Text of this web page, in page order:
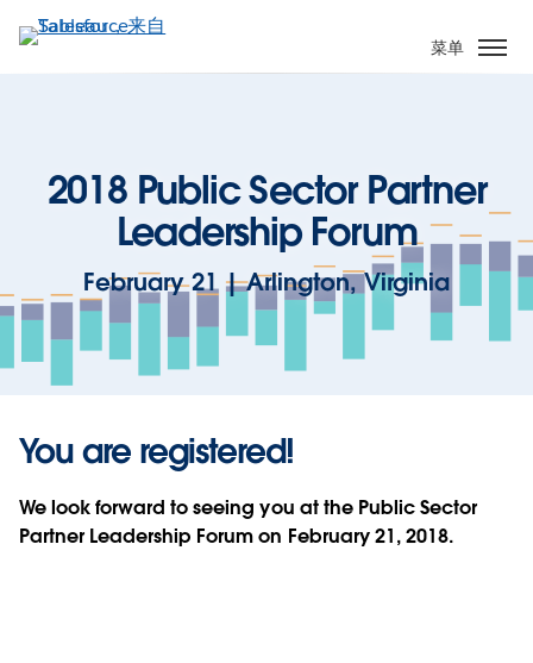
转
菜单
2018 Public Sector Partner
Leadership Forum
February 21 | Arlington, Virginia
You are registered!
We look forward to seeing you at the Public Sector
Partner Leadership Forum on February 21, 2018.